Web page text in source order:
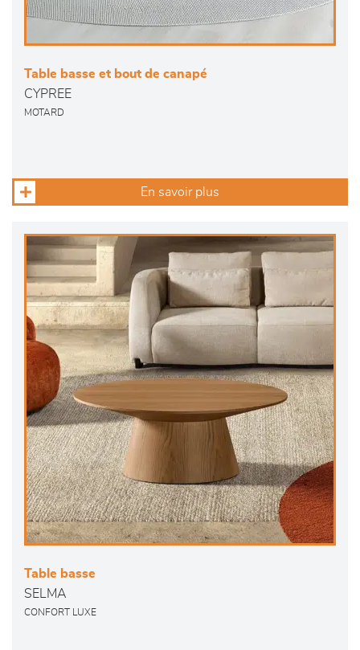
Table basse et bout de canapé
CYPREE
MOTARD
En savoir plus
Table basse
SELMA
CONFORT LUXE